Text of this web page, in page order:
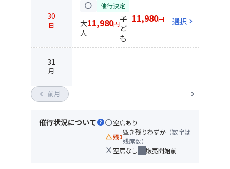
30
日
circle 催行決定
大
人
11,980円子
ど
も
11,980円 選択 chevron_right
31
月
chevron_left 前月 chevron_right
催行状況についてhelpcircle空席あり
change_history残1
空き残りわずか （数字は
残席数）
close 空席なし 販売開始前